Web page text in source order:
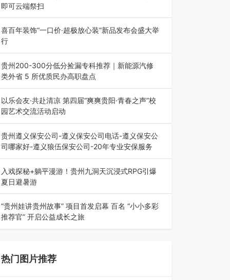
即可云端祭扫
八一建军节到来之际，由贵州省退役军人事务厅指
导，贵阳市退役军人事务局联合贵州广电…
喜百年装饰“一口价·超极放心装”新品发布会盛大举
行
2026年7月31日，喜百年装饰“一口价·超极放心
装”新品发布会在贵阳隆重举行。…
贵州200-300分低分捡漏专科推荐｜新能源汽修
类外省 5 所优质民办高职盘点
在贵州省高考志愿填报体系中，200至300分数段
考生可选择的省内工科、新能源汽车…
以乐会友·共赴清凉 第四届“爽爽贵阳·青春之声”校
园艺术交流活动启动
七月的贵阳，清风送爽，第四届“爽爽贵阳·青春之
声”校园管弦乐（合唱）艺术交流活动…
贵州遵义保安公司-遵义保安公司电话-遵义保安公
司哪家好-遵义狼伍保安公司-20年专业安保服务
在遵义，不管是企业园区运营、小区物业管理、建
筑工地施工、商业商场经营，还是举办各…
入戏探秘+躺平漫游！贵州九洞天沉浸式RPG引爆
夏日避暑游
入伏后的贵州，清凉依旧。而在毕节深处的九洞天
景区，贵州首个水上喀斯特沉浸式RPG…
“贵州娃讲贵州故事” 项目首发启幕 百名 “小小多彩
推荐官” 开启公益成长之旅
热门图片推荐